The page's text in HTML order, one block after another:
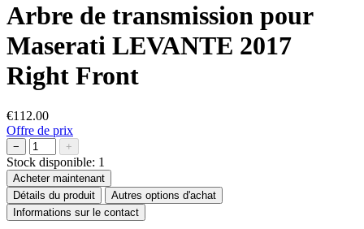
Arbre de transmission pour
Maserati LEVANTE 2017
Right Front
€112.00
Offre de prix
− +
Stock disponible: 1
Acheter maintenant
Détails du produit
Autres options d'achat
Informations sur le contact